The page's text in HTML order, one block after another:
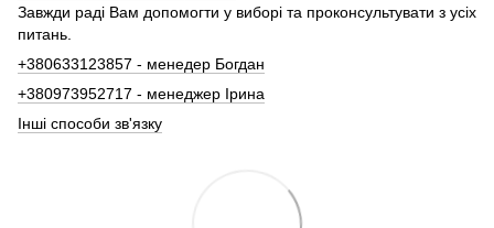
Завжди раді Вам допомогти у виборі та проконсультувати з усіх
питань.
+380633123857 - менедер Богдан
+380973952717 - менеджер Ірина
Інші способи зв'язку